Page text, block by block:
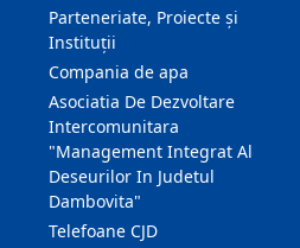
Parteneriate, Proiecte și
Instituții
Compania de apa
Asociatia De Dezvoltare
Intercomunitara
"Management Integrat Al
Deseurilor In Judetul
Dambovita"
Telefoane CJD